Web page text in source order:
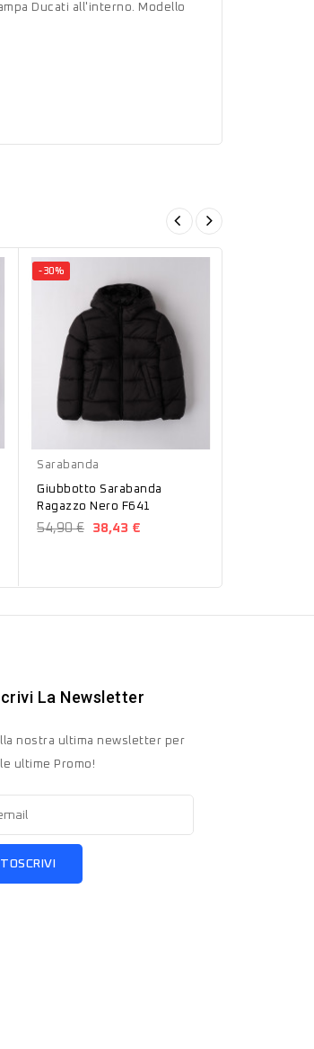
Ducati all'interno. Modello
-30%
Sarabanda
Giubbotto Sarabanda
Ragazzo Nero F641
54,90 € 38,43 €
La Newsletter
nostra ultima newsletter per
ultime Promo!